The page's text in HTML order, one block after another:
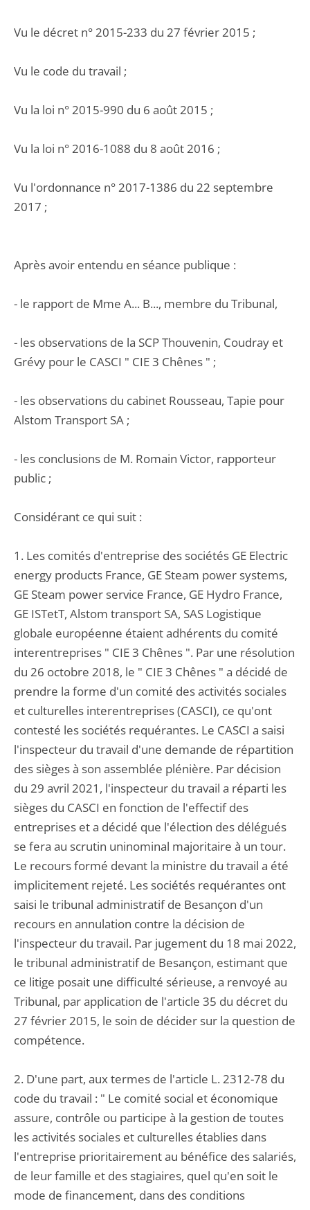
Vu le décret n° 2015-233 du 27 février 2015 ;
Vu le code du travail ;
Vu la loi n° 2015-990 du 6 août 2015 ;
Vu la loi n° 2016-1088 du 8 août 2016 ;
Vu l'ordonnance n° 2017-1386 du 22 septembre
2017 ;
Après avoir entendu en séance publique :
- le rapport de Mme A... B..., membre du Tribunal,
- les observations de la SCP Thouvenin, Coudray et
Grévy pour le CASCI " CIE 3 Chênes " ;
- les observations du cabinet Rousseau, Tapie pour
Alstom Transport SA ;
- les conclusions de M. Romain Victor, rapporteur
public ;
Considérant ce qui suit :
1. Les comités d'entreprise des sociétés GE Electric
energy products France, GE Steam power systems,
GE Steam power service France, GE Hydro France,
GE ISTetT, Alstom transport SA, SAS Logistique
globale européenne étaient adhérents du comité
interentreprises " CIE 3 Chênes ". Par une résolution
du 26 octobre 2018, le " CIE 3 Chênes " a décidé de
prendre la forme d'un comité des activités sociales
et culturelles interentreprises (CASCI), ce qu'ont
contesté les sociétés requérantes. Le CASCI a saisi
l'inspecteur du travail d'une demande de répartition
des sièges à son assemblée plénière. Par décision
du 29 avril 2021, l'inspecteur du travail a réparti les
sièges du CASCI en fonction de l'effectif des
entreprises et a décidé que l'élection des délégués
se fera au scrutin uninominal majoritaire à un tour.
Le recours formé devant la ministre du travail a été
implicitement rejeté. Les sociétés requérantes ont
saisi le tribunal administratif de Besançon d'un
recours en annulation contre la décision de
l'inspecteur du travail. Par jugement du 18 mai 2022,
le tribunal administratif de Besançon, estimant que
ce litige posait une difficulté sérieuse, a renvoyé au
Tribunal, par application de l'article 35 du décret du
27 février 2015, le soin de décider sur la question de
compétence.
2. D'une part, aux termes de l'article L. 2312-78 du
code du travail : " Le comité social et économique
assure, contrôle ou participe à la gestion de toutes
les activités sociales et culturelles établies dans
l'entreprise prioritairement au bénéfice des salariés,
de leur famille et des stagiaires, quel qu'en soit le
mode de financement, dans des conditions